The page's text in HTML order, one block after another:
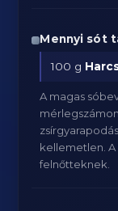
Mennyi sót
100 g
A magas
kellemetlen.
felnőtteknek.